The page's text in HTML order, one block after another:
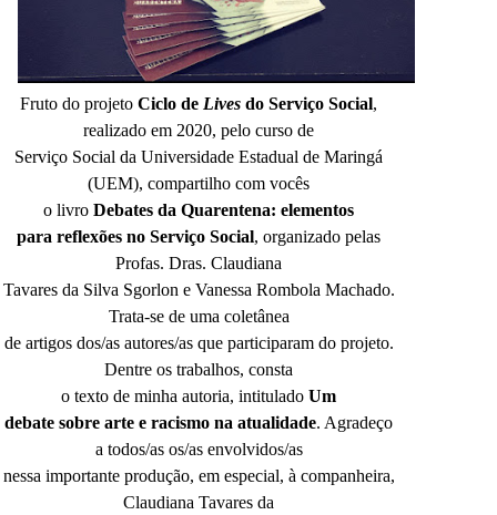
Fruto do projetoCiclo de Lives do Serviço Social,
realizado em 2020, pelo curso de
Serviço Social da Universidade Estadual de Maringá
(UEM), compartilho com vocês
o livroDebates da Quarentena: elementos
para reflexões no Serviço Social, organizado pelas
Profas. Dras. Claudiana
Tavares da Silva Sgorlon e Vanessa Rombola Machado.
Trata-se de uma coletânea
de artigos dos/as autores/as que participaram do projeto.
Dentre os trabalhos, consta
o texto de minha autoria, intituladoUm
debate sobre arte e racismo na atualidade. Agradeço
a todos/as os/as envolvidos/as
nessa importante produção, em especial, à companheira,
Claudiana Tavares da